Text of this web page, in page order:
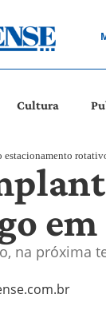
Cultura
estacionamento
próxima